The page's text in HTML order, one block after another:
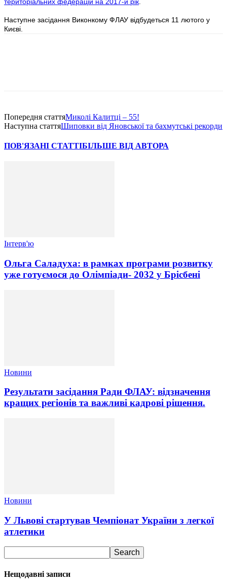
Наступне засідання Виконкому ФЛАУ відбудеться 11 лютого у
Києві.
Попередня статтяМиколі Калитці – 55!
Наступна статтяШиповки від Яновської та бахмутські рекорди
ПОВ'ЯЗАНІ СТАТТІБІЛЬШЕ ВІД АВТОРА
Інтерв'ю
Ольга Саладуха: в рамках програми розвитку
уже готуємося до Олімпіади- 2032 у Брісбені
Новини
Результати засідання Ради ФЛАУ: відзначення
кращих регіонів та важливі кадрові рішення.
Новини
У Львові стартував Чемпіонат України з легкої
атлетики
Нещодавні записи